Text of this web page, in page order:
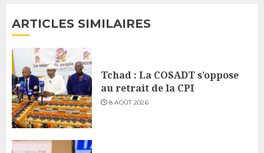
ARTICLES SIMILAIRES
Tchad : La COSADT s’oppose
au retrait de la CPI
8 AOÛT 2026